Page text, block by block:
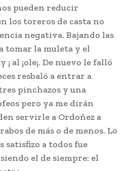
pueden reducir
los toreros de casta no
negativa. Bajando las
tomar la muleta y el
¡ al ¡ole¡. De nuevo le falló
resbaló a entrar a
pinchazos y una
pero ya me dirán
servirle a Ordoñez a
de más o de menos. Lo
satisfizo a todos fue
el de siempre: el